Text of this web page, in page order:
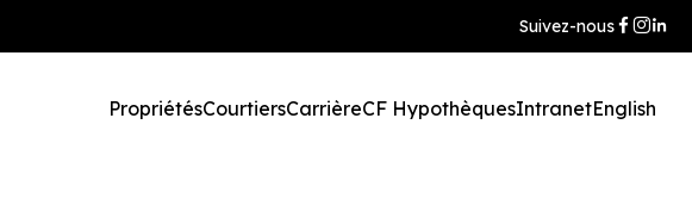
Suivez-nous
PropriétésCourtiersCarrièreCF HypothèquesIntranetEnglish